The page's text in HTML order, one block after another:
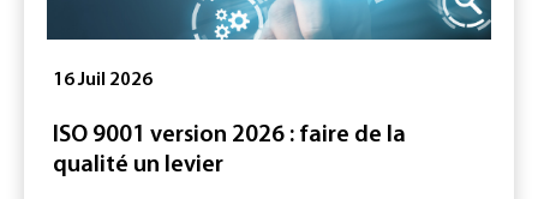
16 Juil 2026
ISO 9001 version 2026 : faire de la
qualité un levier